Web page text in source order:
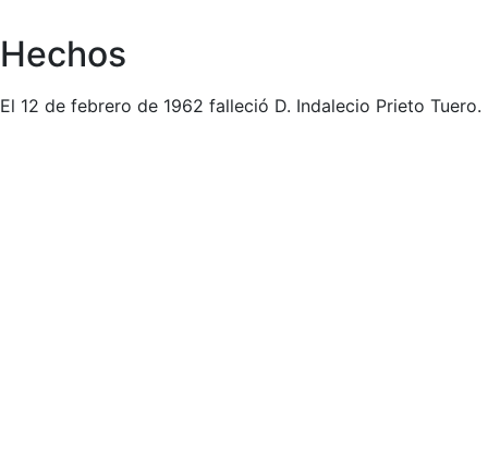
Hechos
El 12 de febrero de 1962 falleció D. Indalecio Prieto Tuero.